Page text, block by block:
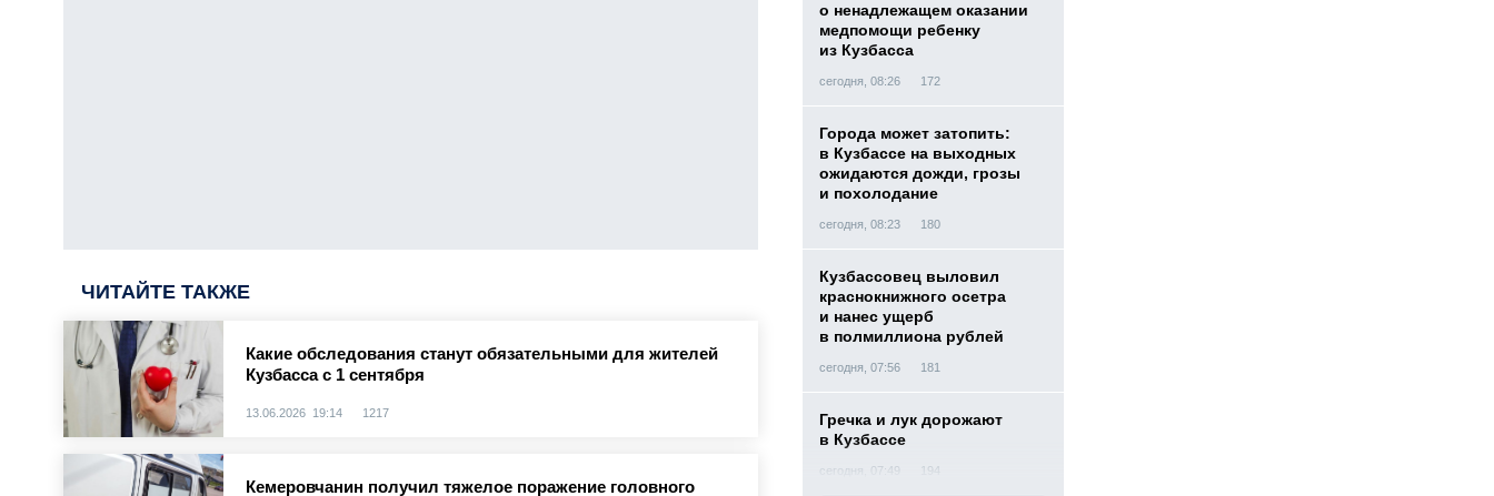
ЧИТАЙТЕ ТАКЖЕ
Какие обследования станут обязательными для жителей
Кузбасса с 1 сентября
13.06.2026 19:14 1217
Кемеровчанин получил тяжелое поражение головного
о ненадлежащем оказании
медпомощи ребенку
из Кузбасса
сегодня, 08:26 172
Города может затопить:
в Кузбассе на выходных
ожидаются дожди, грозы
и похолодание
сегодня, 08:23 180
Кузбассовец выловил
краснокнижного осетра
и нанес ущерб
в полмиллиона рублей
сегодня, 07:56 181
Гречка и лук дорожают
в Кузбассе
сегодня, 07:49 194